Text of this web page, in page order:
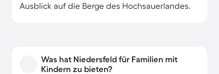
Ausblick auf die Berge des Hochsauerlandes.
Was hat Niedersfeld für Familien mit
Kindern zu bieten?